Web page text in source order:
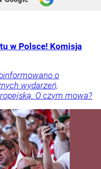
w Polsce! Komisja
o
wydarzeń,
O czym mowa?